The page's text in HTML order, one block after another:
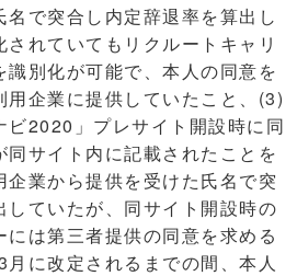
で突合し内定辞退率を算出し
れていてもリクルートキャリ
別化が可能で、本人の同意を
用企業に提供していたこと、(3)
2020」プレサイト開設時に同
サイト内に記載されたことを
企業から提供を受けた氏名で突
ていたが、同サイト開設時の
は第三者提供の同意を求める
に改定されるまでの間、本人